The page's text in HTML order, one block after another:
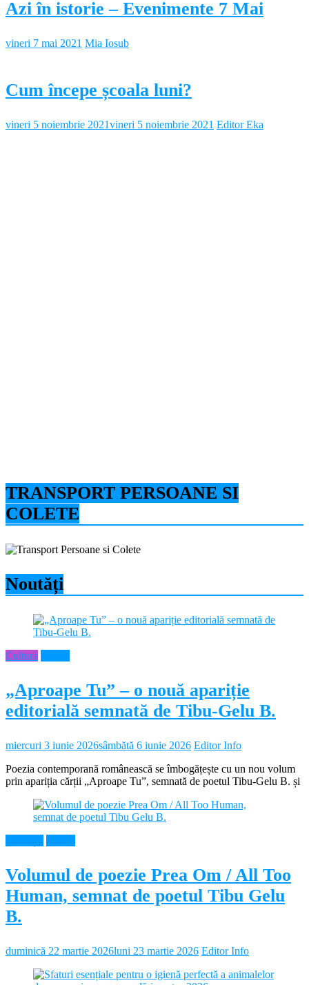
Azi în istorie – Evenimente 7 Mai
vineri 7 mai 2021 Mia Iosub
Cum începe școala luni?
vineri 5 noiembrie 2021vineri 5 noiembrie 2021 Editor Eka
TRANSPORT PERSOANE SI
COLETE
Noutăți
Cultura
„Aproape Tu” – o nouă apariție
editorială semnată de Tibu-Gelu B.
miercuri 3 iunie 2026sâmbătă 6 iunie 2026 Editor Info
Poezia contemporană românească se îmbogățește cu un nou volum
prin apariția cărții „Aproape Tu”, semnată de poetul Tibu-Gelu B. și
Volumul de poezie Prea Om / All Too
Human, semnat de poetul Tibu Gelu
B.
duminică 22 martie 2026luni 23 martie 2026 Editor Info